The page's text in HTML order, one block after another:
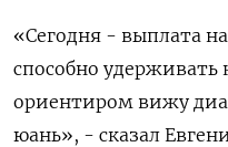
«Сегодня - выплата
способно удерживать
ориентиром вижу
юань», - сказал